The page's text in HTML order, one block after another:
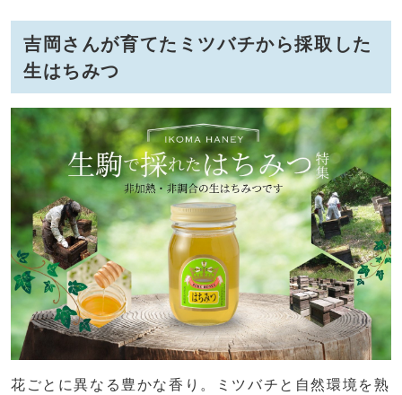
吉岡さんが育てたミツバチから採取した
生はちみつ
花ごとに異なる豊かな香り。ミツバチと自然環境を熟